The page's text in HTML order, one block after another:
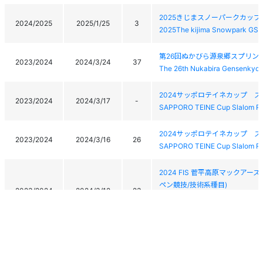
2024/2025 2025/1/25 3
2025きじまスノーパークカップ
2025The kijima Snoｗpark
2023/2024 2024/3/24 37
第26回ぬかびら源泉郷スプリン
The 26th Nukabira Gensenkyo
2023/2024 2024/3/17 -
2024サッポロテイネカップ ス
SAPPORO TEINE Cup Slalom
2023/2024 2024/3/16 26
2024サッポロテイネカップ ス
SAPPORO TEINE Cup Slalom
2023/2024 2024/3/12 23
2024 FIS 菅平高原マックアー
ペン競技/技術系種目)